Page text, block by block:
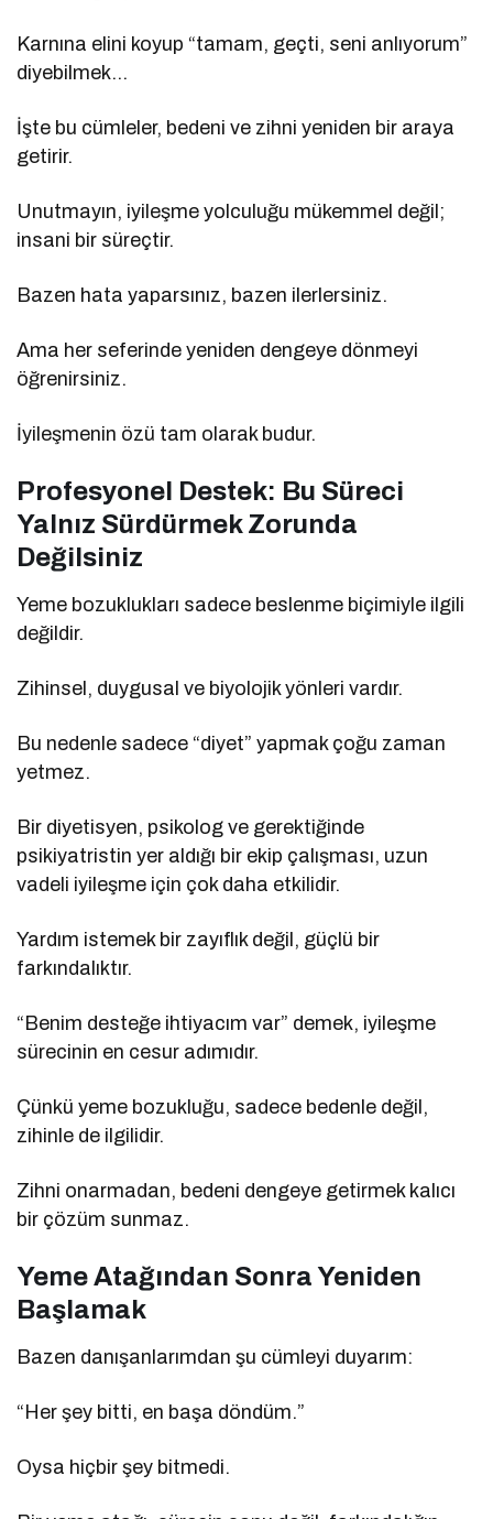
Karnına elini koyup “tamam, geçti, seni anlıyorum”
diyebilmek…
İşte bu cümleler, bedeni ve zihni yeniden bir araya
getirir.
Unutmayın, iyileşme yolculuğu mükemmel değil;
insani bir süreçtir.
Bazen hata yaparsınız, bazen ilerlersiniz.
Ama her seferinde yeniden dengeye dönmeyi
öğrenirsiniz.
İyileşmenin özü tam olarak budur.
Profesyonel Destek: Bu Süreci
Yalnız Sürdürmek Zorunda
Değilsiniz
Yeme bozuklukları sadece beslenme biçimiyle ilgili
değildir.
Zihinsel, duygusal ve biyolojik yönleri vardır.
Bu nedenle sadece “diyet” yapmak çoğu zaman
yetmez.
Bir diyetisyen, psikolog ve gerektiğinde
psikiyatristin yer aldığı bir ekip çalışması, uzun
vadeli iyileşme için çok daha etkilidir.
Yardım istemek bir zayıflık değil, güçlü bir
farkındalıktır.
“Benim desteğe ihtiyacım var” demek, iyileşme
sürecinin en cesur adımıdır.
Çünkü yeme bozukluğu, sadece bedenle değil,
zihinle de ilgilidir.
Zihni onarmadan, bedeni dengeye getirmek kalıcı
bir çözüm sunmaz.
Yeme Atağından Sonra Yeniden
Başlamak
Bazen danışanlarımdan şu cümleyi duyarım:
“Her şey bitti, en başa döndüm.”
Oysa hiçbir şey bitmedi.